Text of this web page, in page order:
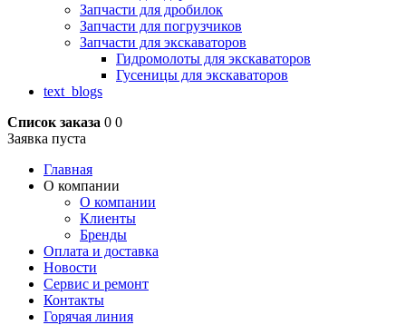
Запчасти для дробилок
Запчасти для погрузчиков
Запчасти для экскаваторов
Гидромолоты для экскаваторов
Гусеницы для экскаваторов
text_blogs
Список заказа 0 0
Заявка пуста
Главная
О компании
О компании
Клиенты
Бренды
Оплата и доставка
Новости
Сервис и ремонт
Контакты
Горячая линия